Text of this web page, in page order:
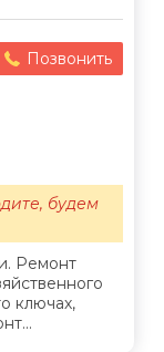
Позвонить
Ремонт
ключах,
будем